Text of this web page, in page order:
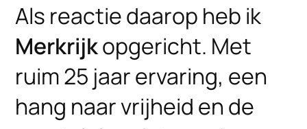
Als reactie daarop heb ik
Merkrijkopgericht. Met
ruim 25 jaar ervaring, een
hang naar vrijheid en de